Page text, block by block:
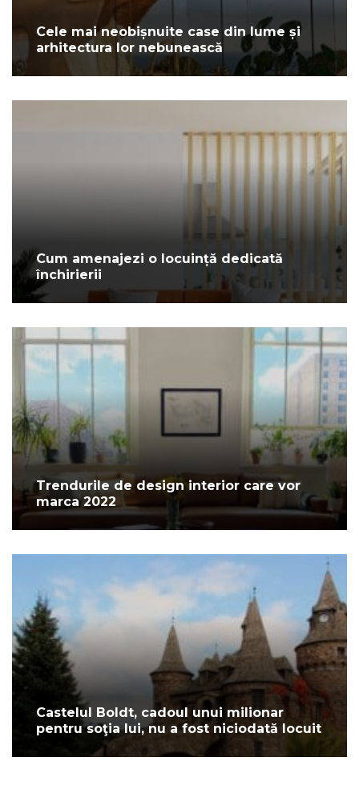
Cele mai neobișnuite case din lume și
arhitectura lor nebunească
Cum amenajezi o locuință dedicată
închirierii
Trendurile de design interior care vor
marca 2022
Castelul Boldt, cadoul unui milionar
pentru soţia lui, nu a fost niciodată locuit